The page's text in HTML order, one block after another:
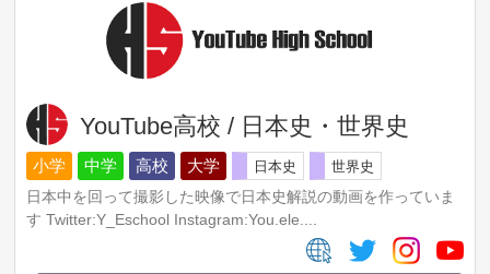
YouTube高校 / 日本史・世界史
小学 中学 高校 大学 日本史
世界史
日本中を回って撮影した映像で日本史解説の動画を作っていま
す Twitter:Y_Eschool Instagram:You.ele....